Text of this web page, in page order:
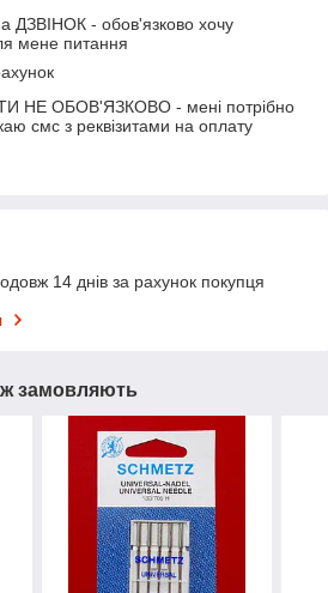
ДЗВІНОК - обов'язково хочу
мене питання
НЕ ОБОВ'ЯЗКОВО - мені потрібно
смс з реквізитами на оплату
14 днів за рахунок покупця
замовляють